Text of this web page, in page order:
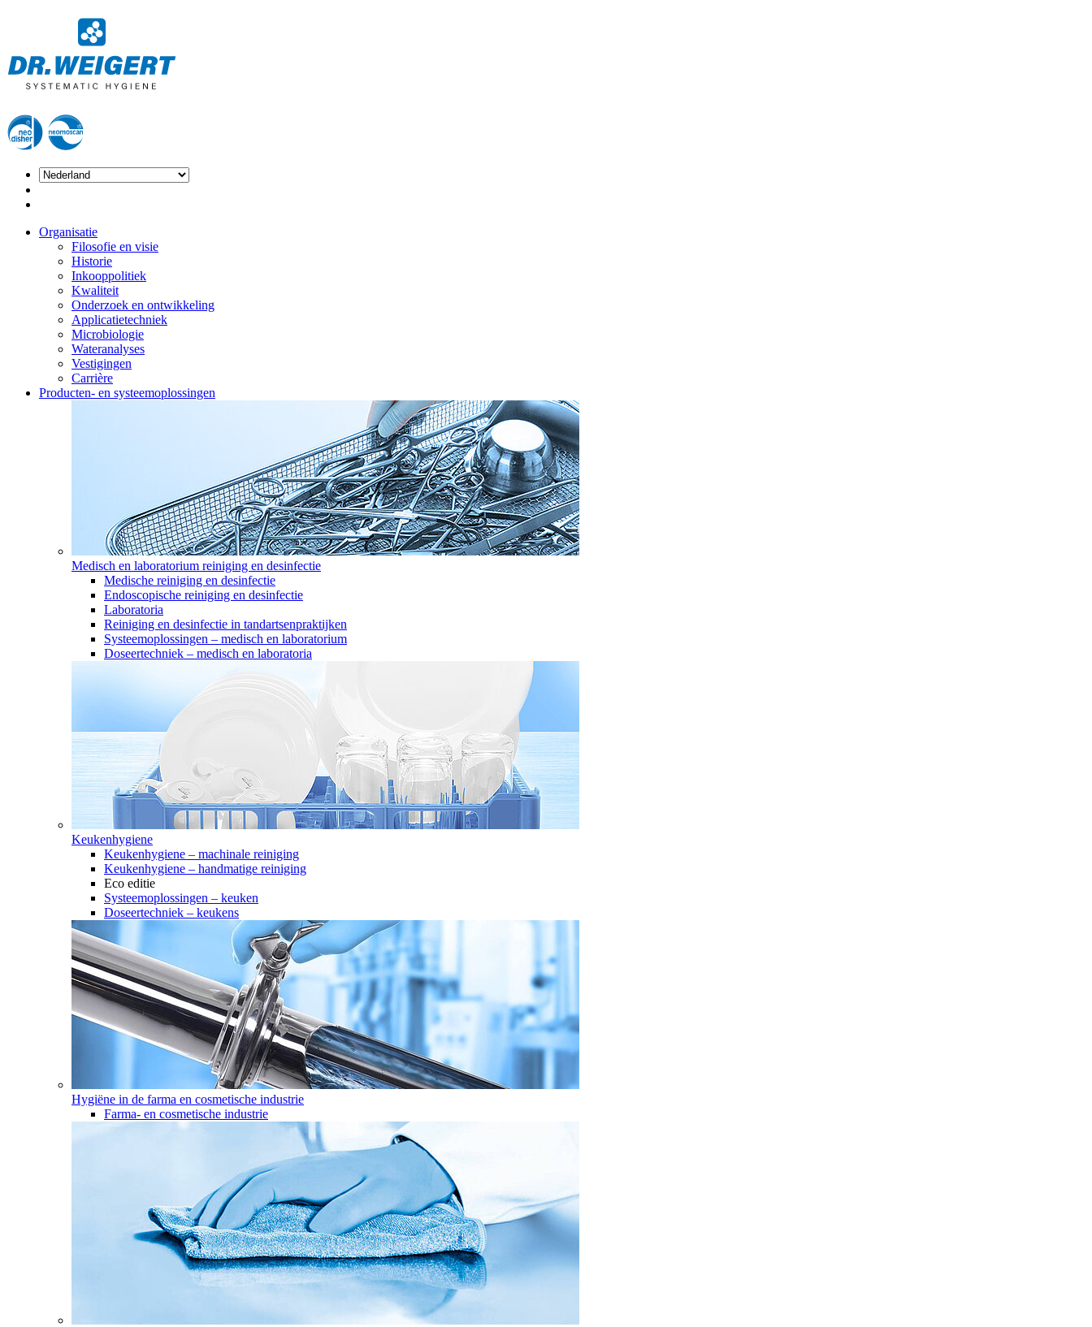
Organisatie
Filosofie en visie
Historie
Inkooppolitiek
Kwaliteit
Onderzoek en ontwikkeling
Applicatietechniek
Microbiologie
Wateranalyses
Vestigingen
Carrière
Producten- en systeemoplossingen
Medisch en laboratorium reiniging en desinfectie
Medische reiniging en desinfectie
Endoscopische reiniging en desinfectie
Laboratoria
Reiniging en desinfectie in tandartsenpraktijken
Systeemoplossingen – medisch en laboratorium
Doseertechniek – medisch en laboratoria
Keukenhygiene
Keukenhygiene – machinale reiniging
Keukenhygiene – handmatige reiniging
Eco editie
Systeemoplossingen – keuken
Doseertechniek – keukens
Hygiëne in de farma en cosmetische industrie
Farma- en cosmetische industrie